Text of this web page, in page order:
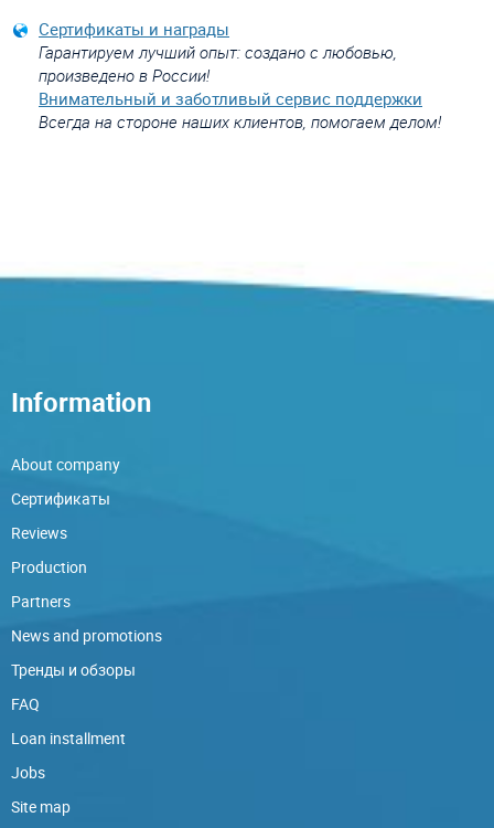
Сертификаты и награды
Гарантируем лучший опыт: создано с любовью,
произведено в России!
Внимательный и заботливый сервис поддержки
Всегда на стороне наших клиентов, помогаем делом!
Information
About company
Сертификаты
Reviews
Production
Partners
News and promotions
Тренды и обзоры
FAQ
Loan installment
Jobs
Site map